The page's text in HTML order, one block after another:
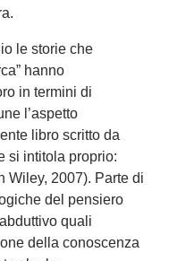
le storie che
hanno
in termini di
l’aspetto
libro scritto da
si intitola proprio:
Wiley, 2007). Parte di
del pensiero
quali
della conoscenza